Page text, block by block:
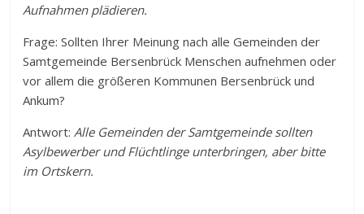
Aufnahmen plädieren.
Frage: Sollten Ihrer Meinung nach alle Gemeinden der
Samtgemeinde Bersenbrück Menschen aufnehmen oder
vor allem die größeren Kommunen Bersenbrück und
Ankum?
Antwort: Alle Gemeinden der Samtgemeinde sollten
Asylbewerber und Flüchtlinge unterbringen, aber bitte
im Ortskern.